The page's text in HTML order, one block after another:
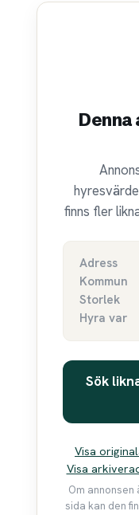
Denna
finns fler
Adress
Kommun
Storlek
Hyra var
Sök
Visa
Visa
Om
sida kan den